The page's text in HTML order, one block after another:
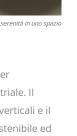
in uno spazio
Il
e il
ed